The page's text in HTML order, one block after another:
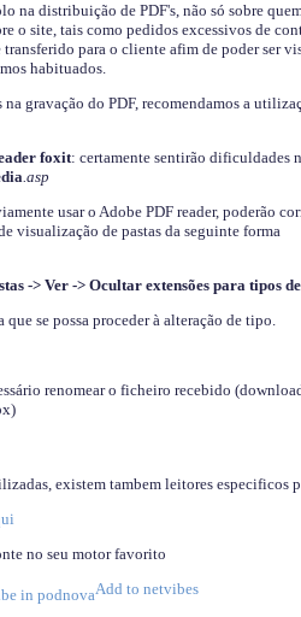
na distribuição de PDF's, não só sobre
o site, tais como pedidos excessivos de
para o cliente afim de poder ser
habituados.
gravação do PDF, recomendamos a
foxit: certamente sentirão dificuldades
.asp
usar o Adobe PDF reader, poderão
visualização de pastas da seguinte forma
-> Ver -> Ocultar extensões para tipos
que se possa proceder à alteração de tipo.
renomear o ficheiro recebido
existem tambem leitores especificos
no seu motor favorito